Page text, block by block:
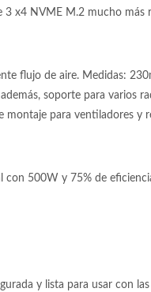
x4 NVME M.2 mucho más
flujo de aire. Medidas:
soporte para varios
para ventiladores
500W y 75% de
y lista para usar con